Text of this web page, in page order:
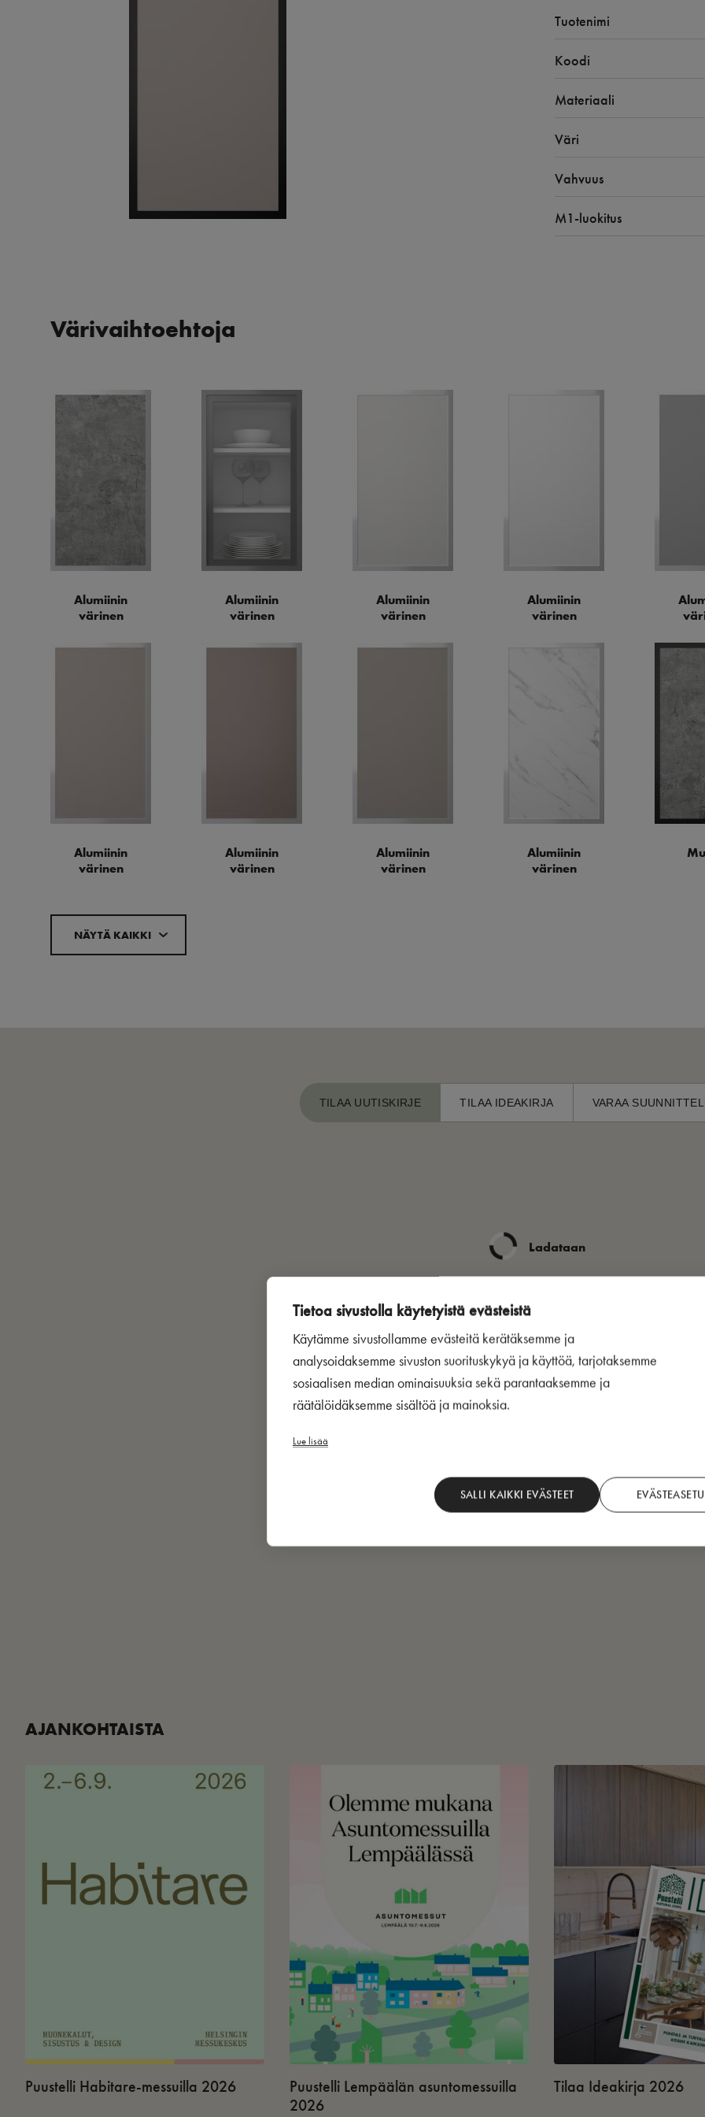
Tietoa sivustolla käytetyistä evästeistä
Käytämme sivustollamme evästeitä kerätäksemme ja
analysoidaksemme sivuston suorituskykyä ja käyttöä, tarjotaksemme
sosiaalisen median ominaisuuksia sekä parantaaksemme ja
räätälöidäksemme sisältöä ja mainoksia.
Lue lisää
SALLI KAIKKI EVÄSTEET
Tuotenimi
Koodi
Materiaali
Väri
Vahvuus
M1-luokitus
Värivaihtoehtoja
Alumiinin
värinen
Alumiinin
värinen
Alumiinin
värinen
Alumiinin
värinen
Alumiinin
värinen
Alumiinin
värinen
Alumiinin
värinen
Alumiinin
värinen
NÄYTÄ KAIKKI
TILAA UUTISKIRJE TILAA IDEAKIRJA VARAA
Ladataan
AJANKOHTAISTA
Puustelli Habitare-messuilla 2026
Puustelli Lempäälän asuntomessuilla
2026
Tilaa Ideakirja 2026